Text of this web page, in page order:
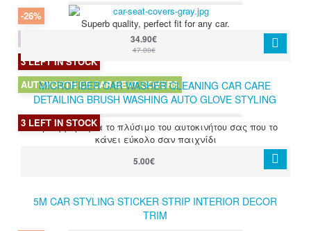
Superb quality, perfect fit for any car.
-26%
3 LEFT IN STOCK
AUTOYOOTH C5 CAR SEAT COVERS
34.90€
47.00€
MICROFIBER CAR WASHER CLEANING CAR CARE
DETAILING BRUSH WASHING AUTO GLOVE STYLING
Σφουγγάρι για το πλύσιμο του αυτοκινήτου σας που το
κάνει εύκολο σαν παιχνίδι
3 LEFT IN STOCK
5.00€
5M CAR STYLING STICKER STRIP INTERIOR DECOR
TRIM